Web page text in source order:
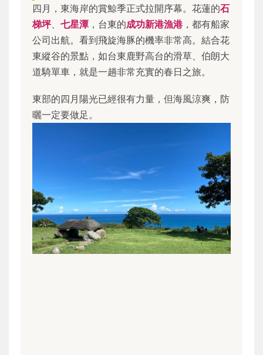
四月，東海岸的賞鯨季正式拉開序幕。花蓮的石
梯坪、 七星潭，台東的成功新港漁港，都有船家
公司出航。看到飛旋海豚的機率非常高。結合花
東縱谷的景點，如台東鹿野高台的滑草、伯朗大
道騎單車，就是一趟非常充實的春日之旅。
東部的四月陽光已經很有力量，但海風涼爽，防
曬一定要做足。